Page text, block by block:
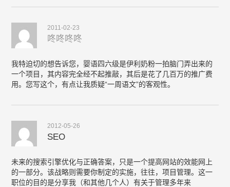
2011-02-23
咚咚咚咚
我特迫切的想告诉您，婴语四六级是伊利奶粉一拍脑门弄出来的
一个项目，其内容完全经不起推敲，其后是花了几百万的推广费
用。您写这个，有点让我质疑“一周语文”的客观性。
2012-05-26
SEO
未来的搜索引擎优化与正确答案，只是一个提高网站的效能网上
的一部分。该战略则需要你制定的实施，往往，项目管理。这一
职位的目的是分享我（和其他几个人）有关于管理多年来